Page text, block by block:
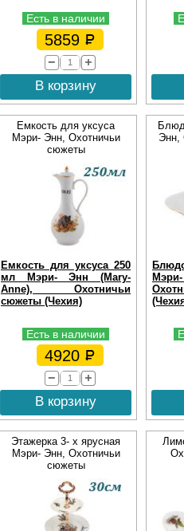
Есть в наличии
5859
В корзину
Емкость для уксуса
Мэри- Энн, Охотничьи
сюжеты
Емкость для уксуса 250
мл Мэри- Энн (Mary-
Anne), Охотничьи
сюжеты (Чехия)
Есть в наличии
4920
В корзину
Энн,
Этажерка 3- х ярусная
Мэри- Энн, Охотничьи
сюжеты